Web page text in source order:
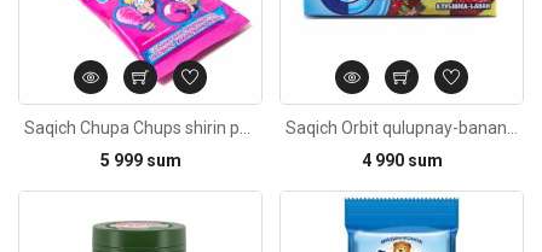
5 999 sum
4 990 sum